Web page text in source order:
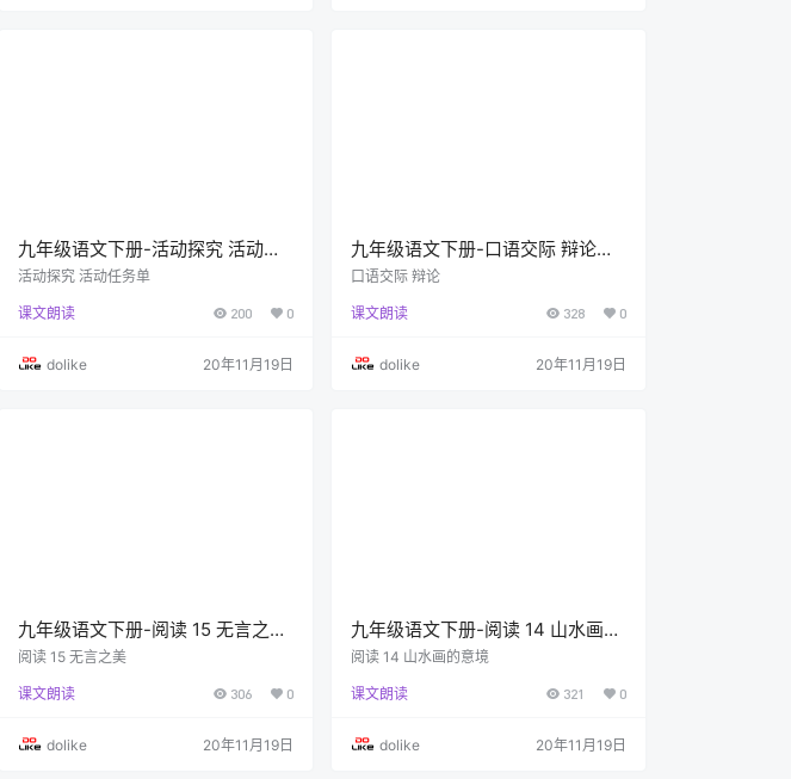
九年级语文下册-活动探究 活动任
务单(P96)
活动探究 活动任务单
课文朗读 200 0
dolike 20年11月19日
九年级语文下册-口语交际 辩论
(P93-P95)
口语交际 辩论
课文朗读 328 0
dolike 20年11月19日
九年级语文下册-阅读 15 无言之美
(P81-P85)
阅读 15 无言之美
课文朗读 306 0
dolike 20年11月19日
九年级语文下册-阅读 14 山水画的
意境(P77-P80)
阅读 14 山水画的意境
课文朗读 321 0
dolike 20年11月19日